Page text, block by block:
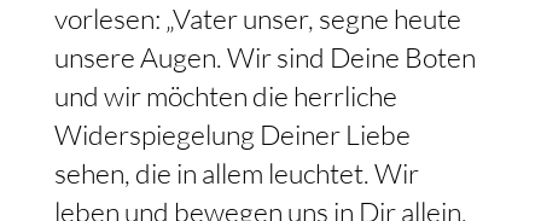
vorlesen: „Vater unser, segne heute
unsere Augen. Wir sind Deine Boten
und wir möchten die herrliche
Widerspiegelung Deiner Liebe
sehen, die in allem leuchtet. Wir
leben und bewegen uns in Dir allein.